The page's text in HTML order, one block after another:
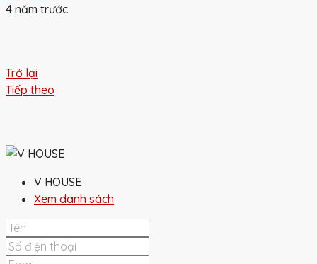
4 năm trước
Trở lại
Tiếp theo
V HOUSE
Xem danh sách